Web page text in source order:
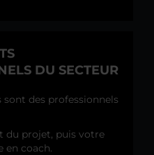
DU SECTEUR
sont des professionnels
du projet, puis votre
en coach.